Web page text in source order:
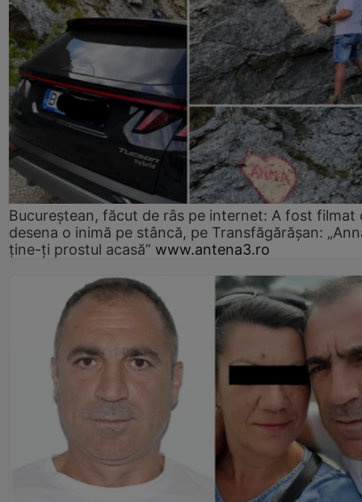
Bucureștean, făcut de râs pe internet: A fost filmat
desena o inimă pe stâncă, pe Transfăgărășan:
ține-ți prostul acasă” www.antena3.ro